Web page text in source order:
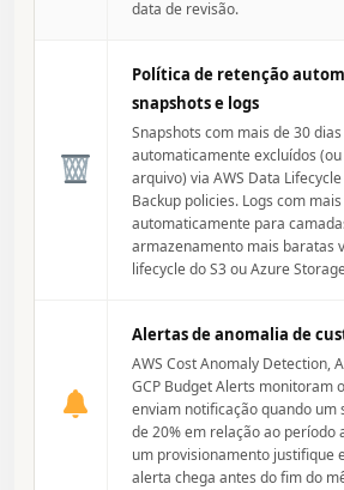
data de revisão.
Política de retenção
snapshots e logs
Snapshots com mais de 30
automaticamente excluídos
arquivo) via AWS Data
Backup policies. Logs com
automaticamente para
armazenamento mais baratas
lifecycle do S3 ou Azure
Alertas de anomalia de
AWS Cost Anomaly Detection,
GCP Budget Alerts monitoram
enviam notificação quando um
de 20% em relação ao período
um provisionamento justifique
alerta chega antes do fim do